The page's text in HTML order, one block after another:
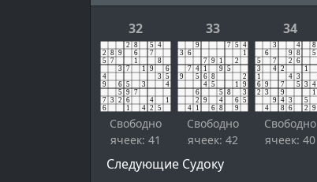
32
Свободно
ячеек: 41
33
Свободно
ячеек: 42
34
Свободно
ячеек: 40
Следующие Судоку